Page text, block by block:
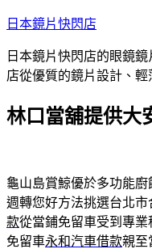
跳
主
要
容
日本鏡片快閃店
日本鏡片快閃店的眼鏡
店從優質的鏡片設計、
林口當舖提供大
龜山島賞鯨優於多功能廚
週轉您好方法挑選台北市
款從當鋪免留車受到專
免留車永和汽車借款親至